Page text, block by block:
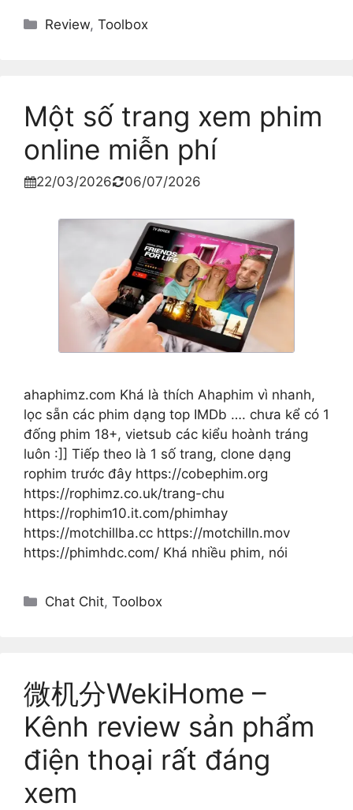
Categories
Review,Toolbox
Một số trang xem phim
online miễn phí
22/03/202606/07/2026
ahaphimz.com Khá là thích Ahaphim vì nhanh,
lọc sẵn các phim dạng top IMDb …. chưa kể có 1
đống phim 18+, vietsub các kiểu hoành tráng
luôn :]] Tiếp theo là 1 số trang, clone dạng
rophim trước đây https://cobephim.org
https://rophimz.co.uk/trang-chu
https://rophim10.it.com/phimhay
https://motchillba.cc https://motchilln.mov
https://phimhdc.com/ Khá nhiều phim, nói
Categories
Chat Chit,Toolbox
微机分WekiHome –
Kênh review sản phẩm
điện thoại rất đáng
xem